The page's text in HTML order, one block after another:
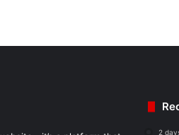
2